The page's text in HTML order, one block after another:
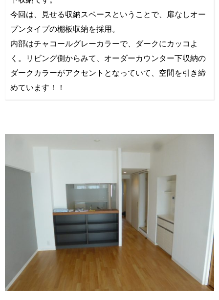
今回は、見せる収納スペースということで、扉なしオー
プンタイプの棚板収納を採用。
内部はチャコールグレーカラーで、ダークにカッコよ
く。リビング側からみて、オーダーカウンター下収納の
ダークカラーがアクセントとなっていて、空間を引き締
めています！！